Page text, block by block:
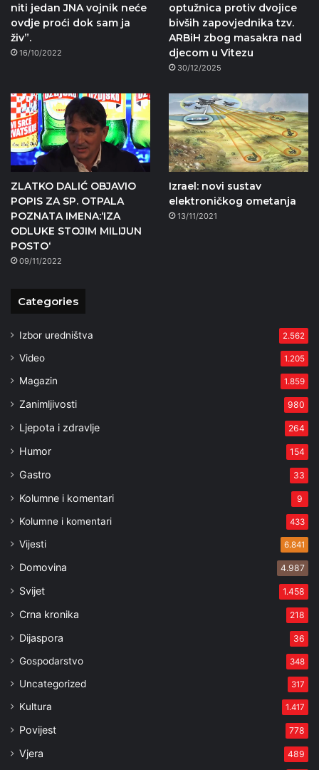
niti jedan JNA vojnik neće
ovdje proći dok sam ja
živ”.
16/10/2022
optužnica protiv dvojice
bivših zapovjednika tzv.
ARBiH zbog masakra nad
djecom u Vitezu
30/12/2025
ZLATKO DALIĆ OBJAVIO
POPIS ZA SP. OTPALA
POZNATA IMENA:‘IZA
ODLUKE STOJIM MILIJUN
POSTO‘
09/11/2022
Izrael: novi sustav
elektroničkog ometanja
13/11/2021
Categories
Izbor uredništva 2.562
Video 1.205
Magazin 1.859
Zanimljivosti 980
Ljepota i zdravlje 264
Humor 154
Gastro 33
Kolumne i komentari 9
Kolumne i komentari 433
Vijesti 6.841
Domovina 4.987
Svijet 1.458
Crna kronika 218
Dijaspora 36
Gospodarstvo 348
Uncategorized 317
Kultura 1.417
Povijest 778
Vjera 489